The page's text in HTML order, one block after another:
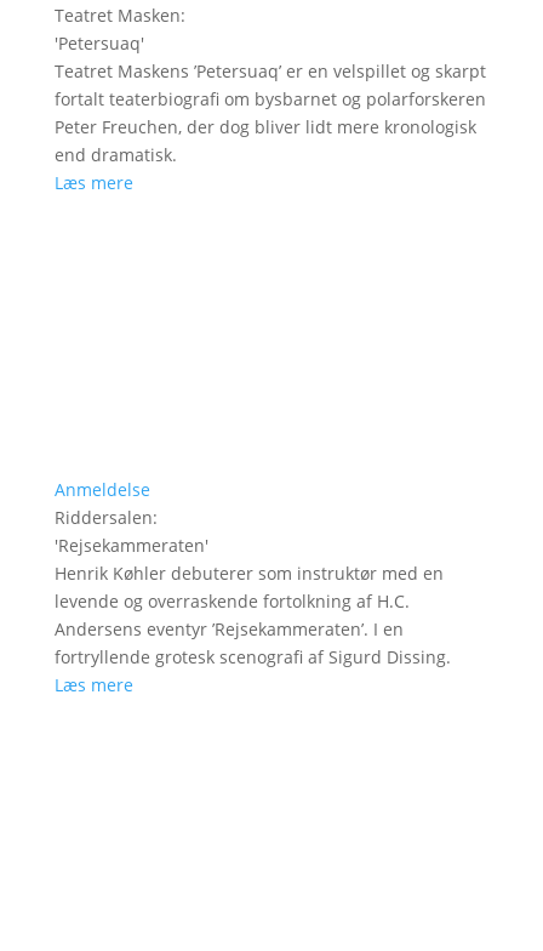
Teatret Masken:
'Petersuaq'
Teatret Maskens ’Petersuaq’ er en velspillet og skarpt
fortalt teaterbiografi om bysbarnet og polarforskeren
Peter Freuchen, der dog bliver lidt mere kronologisk
end dramatisk.
Læs mere
Anmeldelse
Riddersalen:
'Rejsekammeraten'
Henrik Køhler debuterer som instruktør med en
levende og overraskende fortolkning af H.C.
Andersens eventyr ’Rejsekammeraten’. I en
fortryllende grotesk scenografi af Sigurd Dissing.
Læs mere